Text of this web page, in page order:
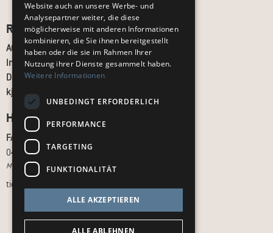
Recht und Ordnung
AGB
Impressum
Datenschutz
kj.de
Hilfe & Support
FAQ
040 - 413 22 60
Montag bis Freitag, 10:00 bis 18:00 Uhr
tickets@kj.de
Website auch an unsere Werbe- und
Analysepartner weiter, die diese
möglicherweise mit anderen Informationen
kombinieren, die Sie ihnen bereitgestellt
haben oder die sie im Rahmen Ihrer
Nutzung ihrer Dienste gesammelt haben.
Weitere Informationen
UNBEDINGT ERFORDERLICH
PERFORMANCE
TARGETING
FUNKTIONALITÄT
ALLE AKZEPTIEREN
ALLE ABLEHNEN